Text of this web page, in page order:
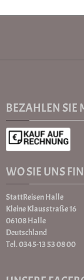
BEZAHLEN SIE
WO SIE UNS
StattReisen Halle
Kleine Klausstraße 16
06108 Halle
Deutschland
Tel. 0345-13 53 08 00